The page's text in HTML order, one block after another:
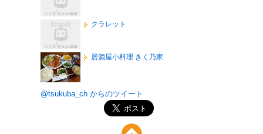
クラレット
居酒屋小料理 きく乃家
@tsukuba_ch からのツイート